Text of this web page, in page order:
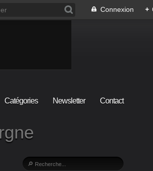
Connexion +
Catégories Newsletter Contact